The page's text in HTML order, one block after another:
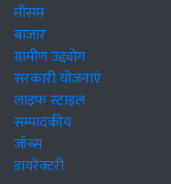
मौसम
बाजार
ग्रामीण उद्द्योग
सरकारी योजनाएं
लाइफ स्टाइल
सम्पादकीय
जॉब्स
डायरेक्टरी